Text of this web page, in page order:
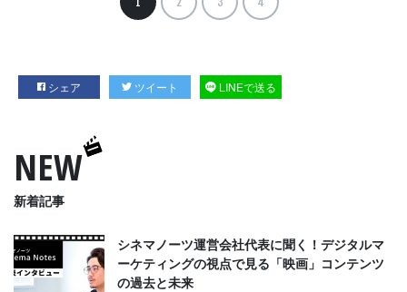
シェア ツイート LINEで送る
NEW
新着記事
シネマノーツ運営会社代表に聞く！デジタルマ
ーケティングの視点で見る「映画」コンテンツ
の過去と未来